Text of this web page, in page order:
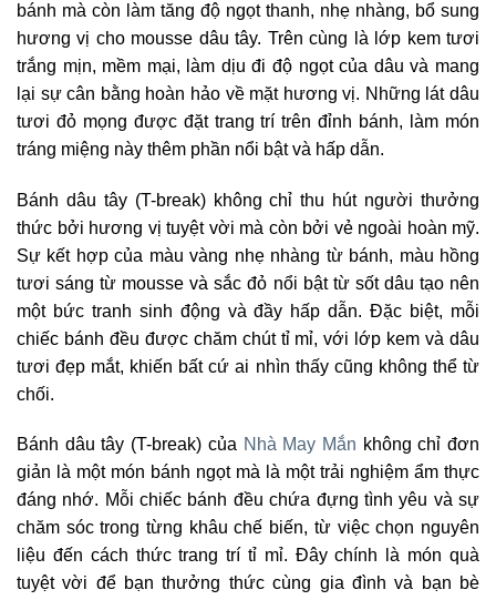
bánh mà còn làm tăng độ ngọt thanh, nhẹ nhàng, bổ sung
hương vị cho mousse dâu tây. Trên cùng là lớp kem tươi
trắng mịn, mềm mại, làm dịu đi độ ngọt của dâu và mang
lại sự cân bằng hoàn hảo về mặt hương vị. Những lát dâu
tươi đỏ mọng được đặt trang trí trên đỉnh bánh, làm món
tráng miệng này thêm phần nổi bật và hấp dẫn.
Bánh dâu tây (T-break) không chỉ thu hút người thưởng
thức bởi hương vị tuyệt vời mà còn bởi vẻ ngoài hoàn mỹ.
Sự kết hợp của màu vàng nhẹ nhàng từ bánh, màu hồng
tươi sáng từ mousse và sắc đỏ nổi bật từ sốt dâu tạo nên
một bức tranh sinh động và đầy hấp dẫn. Đặc biệt, mỗi
chiếc bánh đều được chăm chút tỉ mỉ, với lớp kem và dâu
tươi đẹp mắt, khiến bất cứ ai nhìn thấy cũng không thể từ
chối.
Bánh dâu tây (T-break) của Nhà May Mắn không chỉ đơn
giản là một món bánh ngọt mà là một trải nghiệm ẩm thực
đáng nhớ. Mỗi chiếc bánh đều chứa đựng tình yêu và sự
chăm sóc trong từng khâu chế biến, từ việc chọn nguyên
liệu đến cách thức trang trí tỉ mỉ. Đây chính là món quà
tuyệt vời để bạn thưởng thức cùng gia đình và bạn bè